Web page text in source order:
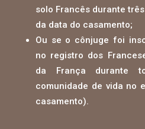
solo Francês durante
da data do casamento;
Ou se o cônjuge foi
no registro dos
da França durante
comunidade de vida no
casamento).